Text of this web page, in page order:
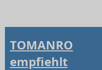
TOMANRO
empfiehlt